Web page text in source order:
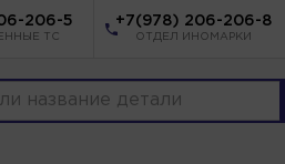
206-5
ТС
+7(978) 206-206-8
ОТДЕЛ ИНОМАРКИ